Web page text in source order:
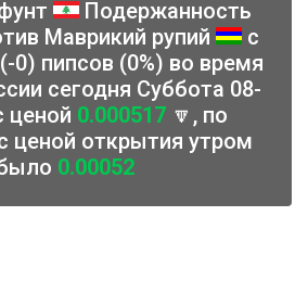
Подержанность
Маврикий рупий
с
0) пипсов (0%) во время
сегодня Суббота 08-
ценой 0.000517🔽, по
ценой открытия утром
0.00052